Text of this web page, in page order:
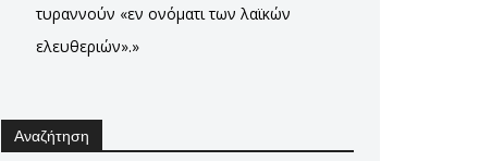
τυραννούν «εν ονόματι των λαϊκών
ελευθεριών».»
Αναζήτηση